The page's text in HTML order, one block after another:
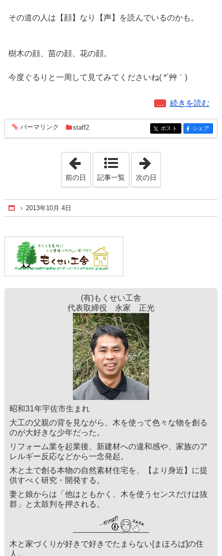
その道の人は【顔】なり【声】を読んでいるのかも。
樹木の顔、苗の顔、花の顔。
今度ぐるりと一周して見てみてくださいね( *´艸｀)
「木の顔」
続きを読む
entry658
パーマリンク staff2 entry658
ポスト entry658
シェア
「2013年10月 3日」
前の日 記事一覧 次の日
Home
2013年10月 4日
(有)もくせい工舎
代表取締役 永家 正光
昭和31年宇佐市生まれ
大工の父親の背を見ながら、木を使って色々な物を創る
のが大好きな少年だった。
リフォーム業を起業後、新建材への違和感や、家族のア
レルギー反応などから一念発起。
木と土で創る本物の自然素材住宅を、【より身近】に提
供すべく研究・開発する。
妻と娘からは「他はともかく、木を使うセンスだけは抜
群」と太鼓判を押される。
木と家づくりが好きで好きでたまらない[まほろば]の住
人。